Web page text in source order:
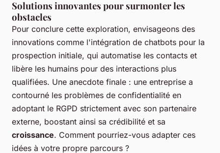
Solutions innovantes pour surmonter les
obstacles
Pour conclure cette exploration, envisageons des
innovations comme l'intégration de chatbots pour la
prospection initiale, qui automatise les contacts et
libère les humains pour des interactions plus
qualifiées. Une anecdote finale : une entreprise a
contourné les problèmes de confidentialité en
adoptant le RGPD strictement avec son partenaire
externe, boostant ainsi sa crédibilité et sa
croissance. Comment pourriez-vous adapter ces
idées à votre propre parcours ?